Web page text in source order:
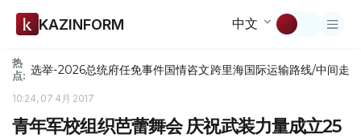
KAZINFORM 中文
热
点: 选举-2026总统府任免事件国情咨文跨里海国际运输路线/中间走廊
10:24, 07 4月 2017
青年军校组织芭蕾舞会 庆祝武装力量成立25